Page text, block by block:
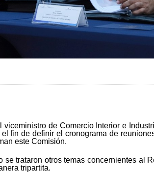
viceministro de Comercio Interior e
fin de definir el cronograma de
este Comisión.
se trataron otros temas concernientes al
tripartita.